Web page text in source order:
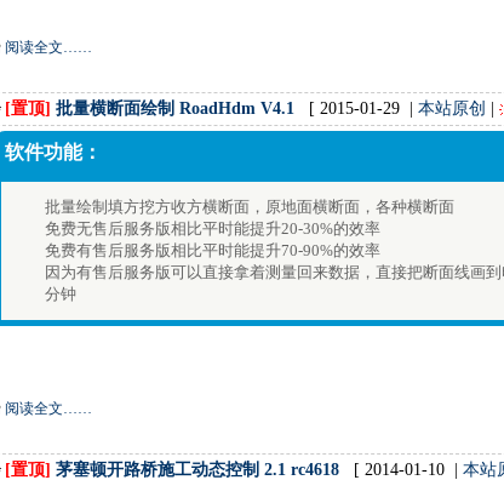
阅读全文……
[置顶] 批量横断面绘制 RoadHdm V4.1 [ 2015-01-29 | 本站原创
软件功能：
批量绘制填方挖方收方横断面，原地面横断面，各种横断面
免费无售后服务版相比平时能提升20-30%的效率
免费有售后服务版相比平时能提升70-90%的效率
因为有售后服务版可以直接拿着测量回来数据，直接把断面线画
分钟
阅读全文……
[置顶] 茅塞顿开路桥施工动态控制 2.1 rc4618 [ 2014-01-10 | 本站